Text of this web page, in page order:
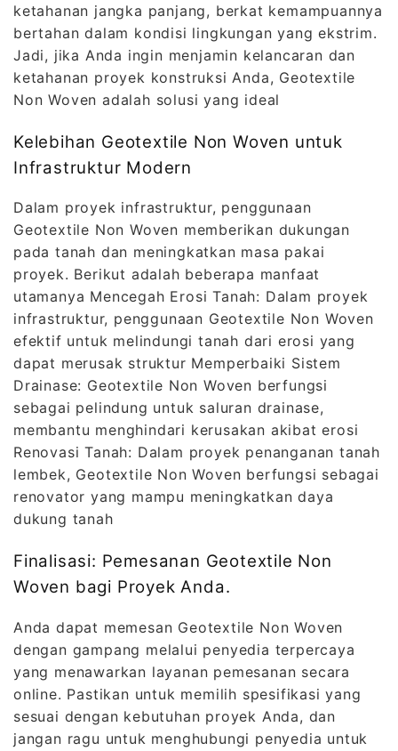
ketahanan jangka panjang, berkat kemampuannya
bertahan dalam kondisi lingkungan yang ekstrim.
Jadi, jika Anda ingin menjamin kelancaran dan
ketahanan proyek konstruksi Anda, Geotextile
Non Woven adalah solusi yang ideal
Kelebihan Geotextile Non Woven untuk
Infrastruktur Modern
Dalam proyek infrastruktur, penggunaan
Geotextile Non Woven memberikan dukungan
pada tanah dan meningkatkan masa pakai
proyek. Berikut adalah beberapa manfaat
utamanya Mencegah Erosi Tanah: Dalam proyek
infrastruktur, penggunaan Geotextile Non Woven
efektif untuk melindungi tanah dari erosi yang
dapat merusak struktur Memperbaiki Sistem
Drainase: Geotextile Non Woven berfungsi
sebagai pelindung untuk saluran drainase,
membantu menghindari kerusakan akibat erosi
Renovasi Tanah: Dalam proyek penanganan tanah
lembek, Geotextile Non Woven berfungsi sebagai
renovator yang mampu meningkatkan daya
dukung tanah
Finalisasi: Pemesanan Geotextile Non
Woven bagi Proyek Anda.
Anda dapat memesan Geotextile Non Woven
dengan gampang melalui penyedia terpercaya
yang menawarkan layanan pemesanan secara
online. Pastikan untuk memilih spesifikasi yang
sesuai dengan kebutuhan proyek Anda, dan
jangan ragu untuk menghubungi penyedia untuk